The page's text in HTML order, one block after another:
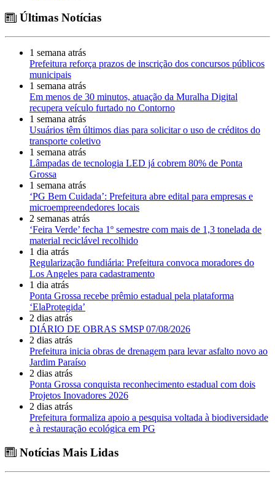
Últimas Notícias
1 semana atrás
Prefeitura reforça prazos de inscrição dos concursos públicos
municipais
1 semana atrás
Em menos de 30 minutos, atuação da Muralha Digital
recupera veículo furtado no Contorno
1 semana atrás
Usuários têm últimos dias para solicitar o uso de créditos do
transporte coletivo
1 semana atrás
Lâmpadas de tecnologia LED já cobrem 80% de Ponta
Grossa
1 semana atrás
‘PG Bem Cuidada’: Prefeitura abre edital para empresas e
microempreendedores locais
2 semanas atrás
‘Feira Verde’ fecha 1º semestre com mais de 1,3 tonelada de
material reciclável recolhido
1 dia atrás
Regularização fundiária: Prefeitura convoca moradores do
Los Angeles para cadastramento
1 dia atrás
Ponta Grossa recebe prêmio estadual pela plataforma
‘ElaProtegida’
2 dias atrás
DIÁRIO DE OBRAS SMSP 07/08/2026
2 dias atrás
Prefeitura inicia obras de drenagem para levar asfalto novo ao
Jardim Paraíso
2 dias atrás
Ponta Grossa conquista reconhecimento estadual com dois
Projetos Inovadores 2026
2 dias atrás
Prefeitura formaliza apoio a pesquisa voltada à biodiversidade
e à restauração ecológica em PG
Notícias Mais Lidas